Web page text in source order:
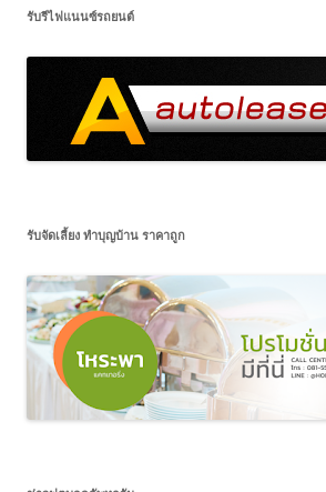
รับรีไฟแนนซ์รถยนต์
รับจัดเลี้ยง ทำบุญบ้าน ราคาถูก